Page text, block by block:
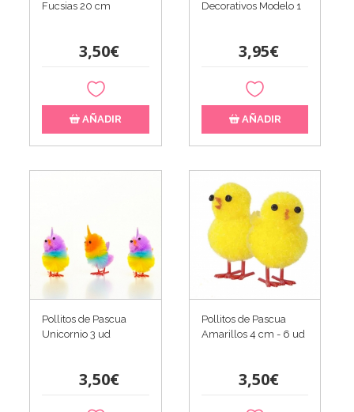
Fucsias 20 cm
3,50€
AÑADIR
Decorativos Modelo 1
3,95€
AÑADIR
Pollitos de Pascua
Unicornio 3 ud
3,50€
Pollitos de Pascua
Amarillos 4 cm - 6 ud
3,50€